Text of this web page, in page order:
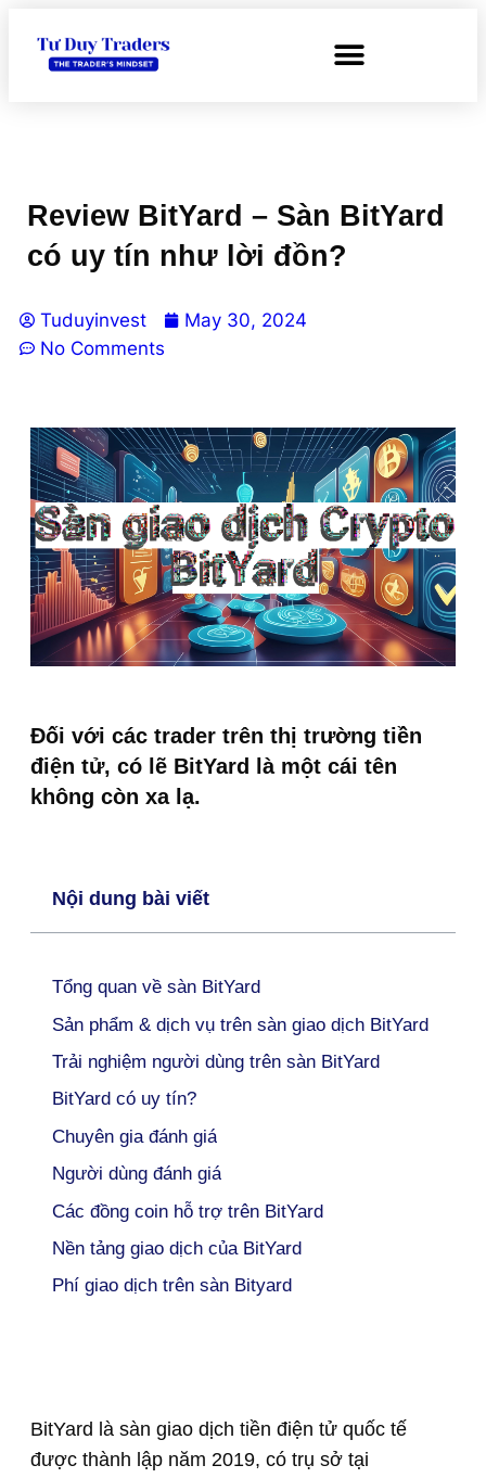
Review BitYard – Sàn BitYard
có uy tín như lời đồn?
Tuduyinvest
May 30, 2024
No Comments
Đối với các trader trên thị trường tiền
điện tử, có lẽ BitYard là một cái tên
không còn xa lạ.
Nội dung bài viết
Tổng quan về sàn BitYard
Sản phẩm & dịch vụ trên sàn giao dịch BitYard
Trải nghiệm người dùng trên sàn BitYard
BitYard có uy tín?
Chuyên gia đánh giá
Người dùng đánh giá
Các đồng coin hỗ trợ trên BitYard
Nền tảng giao dịch của BitYard
Phí giao dịch trên sàn Bityard
BitYard là sàn giao dịch tiền điện tử quốc tế
được thành lập năm 2019, có trụ sở tại